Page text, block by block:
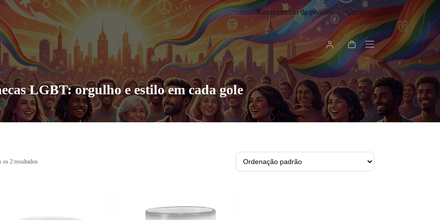
Rastreamento de pedidos Contacto
Carrinho
de
compras
LGBT: orgulho e estilo em cada gole
os 2 resultados